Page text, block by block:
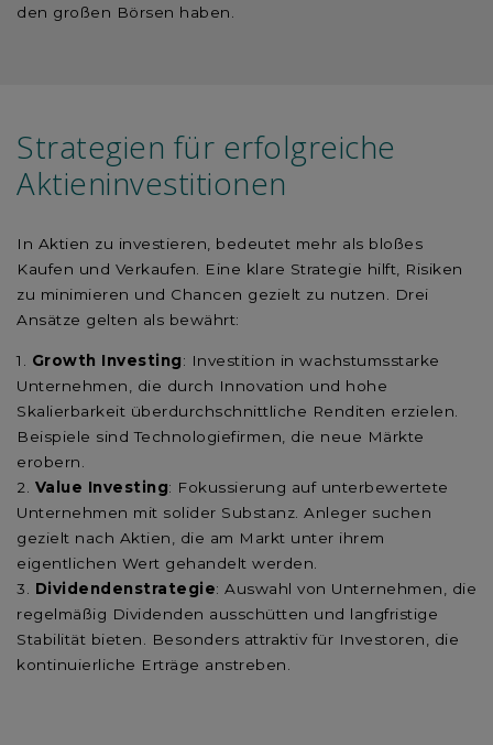
den großen Börsen haben.
Strategien für erfolgreiche
Aktieninvestitionen
In Aktien zu investieren, bedeutet mehr als bloßes
Kaufen und Verkaufen. Eine klare Strategie hilft, Risiken
zu minimieren und Chancen gezielt zu nutzen. Drei
Ansätze gelten als bewährt:
Growth Investing: Investition in wachstumsstarke
Unternehmen, die durch Innovation und hohe
Skalierbarkeit überdurchschnittliche Renditen erzielen.
Beispiele sind Technologiefirmen, die neue Märkte
erobern.
Value Investing: Fokussierung auf unterbewertete
Unternehmen mit solider Substanz. Anleger suchen
gezielt nach Aktien, die am Markt unter ihrem
eigentlichen Wert gehandelt werden.
Dividendenstrategie: Auswahl von Unternehmen, die
regelmäßig Dividenden ausschütten und langfristige
Stabilität bieten. Besonders attraktiv für Investoren, die
kontinuierliche Erträge anstreben.